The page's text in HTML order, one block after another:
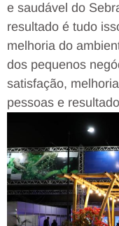
e saudável do
resultado é tudo
melhoria do
dos pequenos
satisfação,
pessoas e